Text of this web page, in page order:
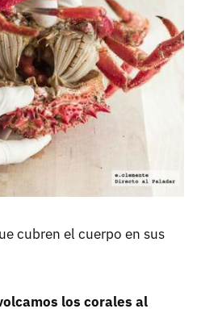
cubren el cuerpo en sus
los corales al